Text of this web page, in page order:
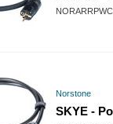
Norstone
SKYE -